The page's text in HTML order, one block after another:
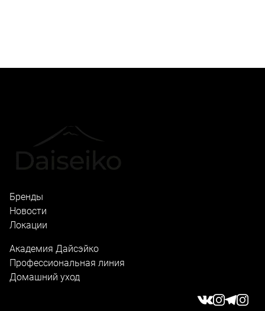
Бренды
Новости
Локации
Академия Дайсэйко
Профессиональная линия
Домашний уход